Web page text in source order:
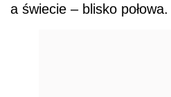
a świecie – blisko połowa.